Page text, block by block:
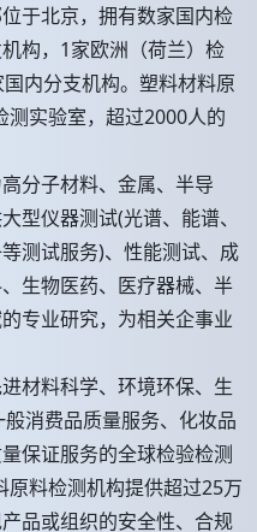
于北京，拥有数家国内检
构，1家欧洲（荷兰）检
内分支机构。塑料材料原
实验室，超过2000人的
分子材料、金属、半导
型仪器测试(光谱、能谱、
测试服务)、性能测试、成
生物医药、医疗器械、半
专业研究，为相关企事业
材料科学、环境环保、生
消费品质量服务、化妆品
保证服务的全球检验检测
原料检测机构提供超过25万
品或组织的安全性、合规